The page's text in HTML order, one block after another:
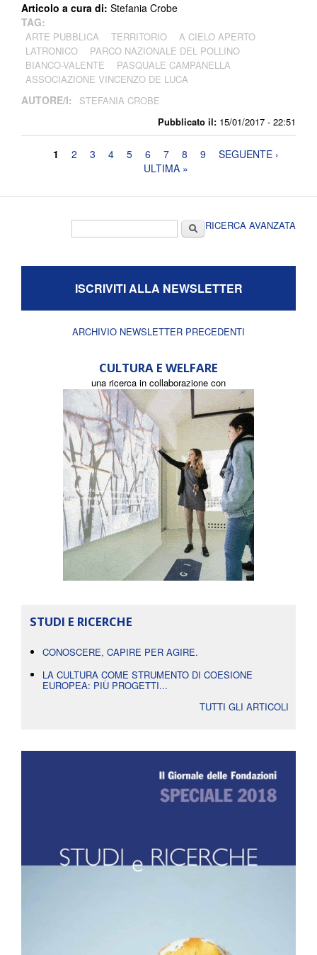
Pubblicato il: 15/01/2017 - 22:51
Articolo a cura di: Stefania Crobe
TAG:
ARTE PUBBLICA TERRITORIO
A CIELO APERTO
LATRONICO
PARCO NAZIONALE DEL POLLINO
BIANCO-VALENTE
PASQUALE CAMPANELLA
ASSOCIAZIONE VINCENZO DE LUCA
AUTORE/I: STEFANIA CROBE
Pagine
1 2 3 4 5 6 7 8 9
SEGUENTE ›
ULTIMA »
CercaRICERCA AVANZATA
ISCRIVITI ALLA NEWSLETTER
ARCHIVIO NEWSLETTER PRECEDENTI
CULTURA E WELFARE
una ricerca in collaborazione con
STUDI E RICERCHE
CONOSCERE, CAPIRE PER AGIRE.
LA CULTURA COME STRUMENTO DI COESIONE
EUROPEA: PIÙ PROGETTI...
TUTTI GLI ARTICOLI